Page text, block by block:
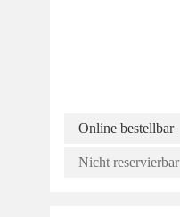
Online bestellbar
Nicht reservierbar